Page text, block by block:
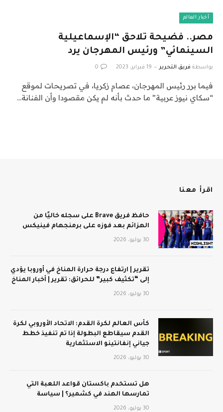
أخبار العالم
مصر.. فضيحة تلاحق “الإسماعيلية
السينمائي” ورئيس المهرجان يرد
بواسطة فريق التحرير 19 فبراير، 2023 0
فيما برر رئيس المهرجان، عصام زكريا، في تصريحات لموقع
“سكاي نيوز عربية” ما حدث بأنه لم يكن مقصودا وأن الفنانة…
اقرأ معنا
حافظ فريق Brave على سجله خاليًا من
الهزائم بعد فوزه على برمنجهام فينيكس
30 يوليو، 2026
تقرير | ارتفاع درجة حرارة المناخ في أوروبا يؤدي
إلى “تكثيف كبير” للحرائق: تقرير | أخبار المناخ
30 يوليو، 2026
كأس العالم لكرة القدم: الاتحاد الأوروبي لكرة
القدم سيقاطع البطولة إذا تم تنفيذ خطط
جياني إنفانتينو الاستثمارية
30 يوليو، 2026
هل تستخدم باكستان قواعد اللعبة التي
تمارسها الهند في كشمير؟ | سياسة
30 يوليو، 2026